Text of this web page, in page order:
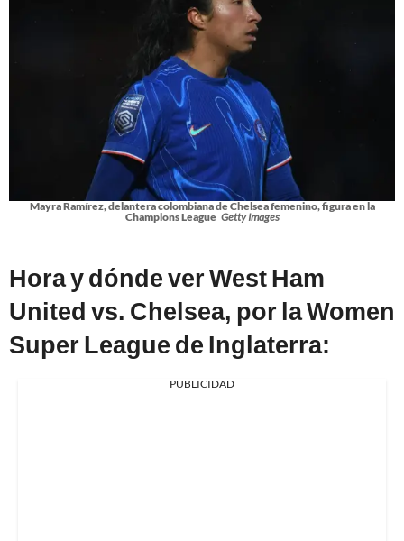
Mayra Ramírez, delantera colombiana de Chelsea femenino, figura en la
Champions League Getty Images
Hora y dónde ver West Ham
United vs. Chelsea, por la Women
Super League de Inglaterra:
PUBLICIDAD